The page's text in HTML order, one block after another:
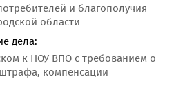
и благополучия
области
дела:
к НОУ ВПО с требованием о
компенсации